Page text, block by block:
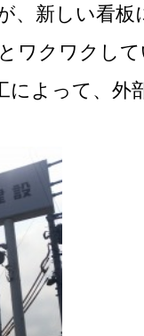
、新しい看板
ワクワクし
によって、外